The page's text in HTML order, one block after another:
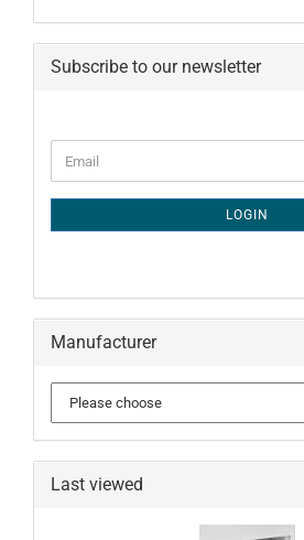
Subscribe to our newsletter
TO
PAGE
Email
LOGIN
Manufacturer
Last viewed